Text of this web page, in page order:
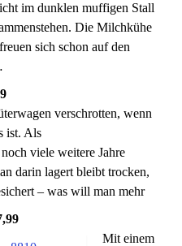
im dunklen muffigen Stall
Die Milchkühe
sich schon auf den
verschrotten, wenn
ist. Als
viele weitere Jahre
darin lagert bleibt trocken,
– was will man mehr
Mit einem